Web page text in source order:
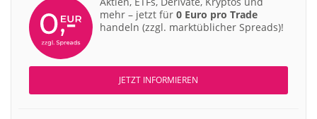
mehr – jetzt für 0 Euro pro Trade
handeln (zzgl. marktüblicher Spreads)!
JETZT INFORMIEREN